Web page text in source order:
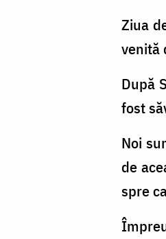
Ziua
venită
După
fost
Noi
de
spre